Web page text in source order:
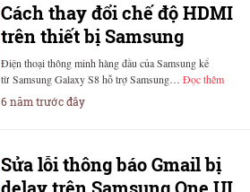
Cách thay đổi chế độ HDMI
trên thiết bị Samsung
Điện thoại thông minh hàng đầu của Samsung kể
từ Samsung Galaxy S8 hỗ trợ Samsung… Đọc thêm
6 năm trước đây
Sửa lỗi thông báo Gmail bị